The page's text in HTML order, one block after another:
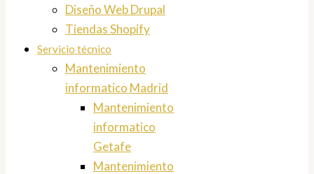
Diseño Web Drupal
Tiendas Shopify
Servicio técnico
Mantenimiento
informatico Madrid
Mantenimiento
informatico
Getafe
Mantenimiento